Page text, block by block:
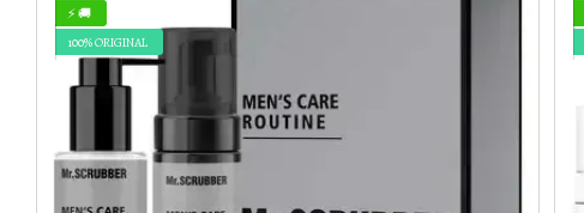
⚡ 🚚
100% ORIGINAL